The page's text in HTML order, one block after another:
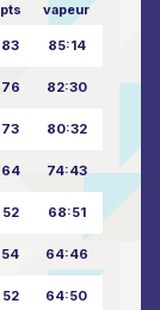
pts vapeur
83 85:14
76 82:30
73 80:32
64 74:43
52 68:51
54 64:46
52 64:50